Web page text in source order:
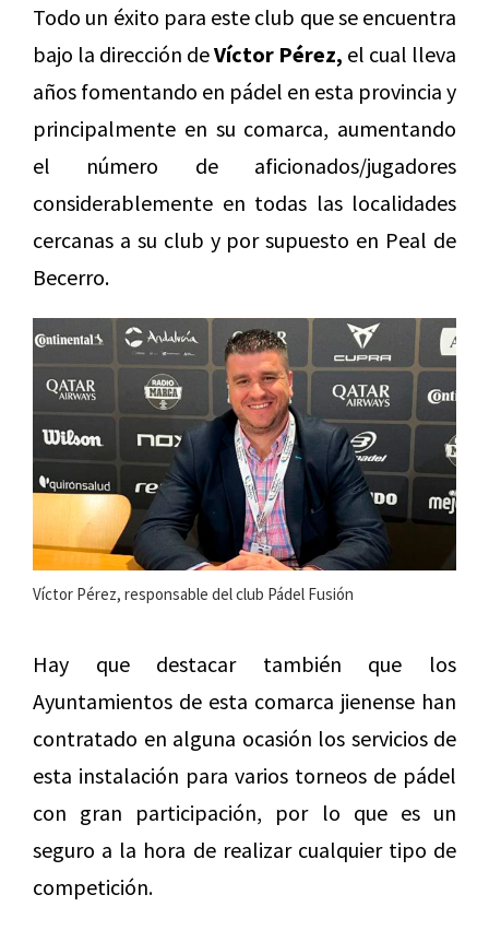
Todo un éxito para este club que se encuentra
bajo la dirección deVíctor Pérez, el cual lleva
años fomentando en pádel en esta provincia y
principalmente en su comarca, aumentando
el número de aficionados/jugadores
considerablemente en todas las localidades
cercanas a su club y por supuesto en Peal de
Becerro.
Víctor Pérez, responsable del club Pádel Fusión
Hay que destacar también que los
Ayuntamientos de esta comarca jienense han
contratado en alguna ocasión los servicios de
esta instalación para varios torneos de pádel
con gran participación, por lo que es un
seguro a la hora de realizar cualquier tipo de
competición.